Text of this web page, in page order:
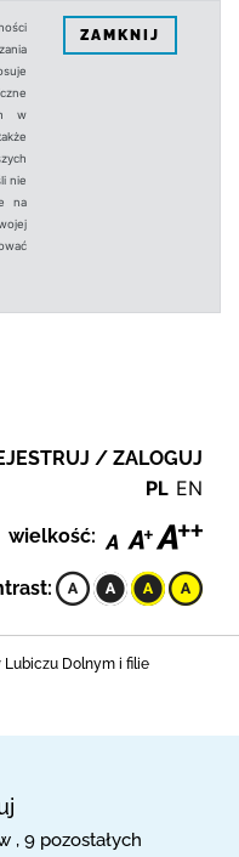
w
nie
na
ZAMKNIJ
/ ZALOGUJ
PL EN
wielkość:
Lubiczu Dolnym i filie
, 9 pozostałych